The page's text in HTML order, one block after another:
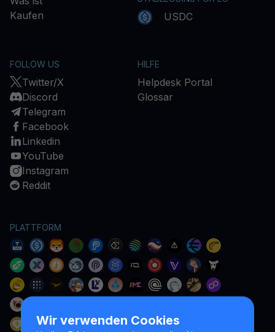
Wir verwenden Cookies
Kaufen
USDC
FOLLOW US
Twitter/X
Discord
Telegram
Facebook
Linkedin
YouTube
Instagram
Reddit
HILFE
Helpdesk Portal
Glossar
PLATTFORM